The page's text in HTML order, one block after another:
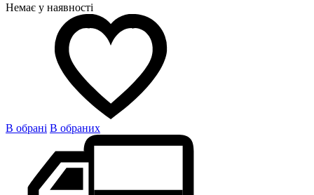
Немає у наявності
В обрані В обраних